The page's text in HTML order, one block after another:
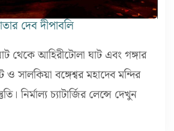
দেব দীপাবলি
থেকে আহিরীটোলা ঘাট এবং গঙ্গার
সালকিয়া বঙ্গেশ্বর মহাদেব মন্দির
নির্মাল্য চ্যাটার্জির লেন্সে দেখুন